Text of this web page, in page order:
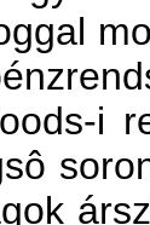
i